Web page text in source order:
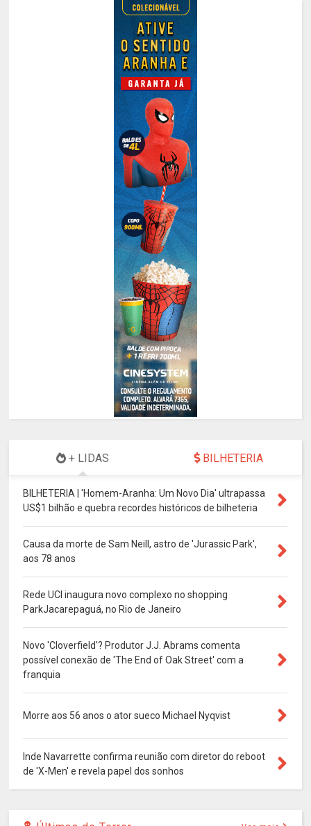
+ LIDAS BILHETERIA
BILHETERIA | 'Homem-Aranha: Um Novo Dia' ultrapassa
US$1 bilhão e quebra recordes históricos de bilheteria
Causa da morte de Sam Neill, astro de 'Jurassic Park',
aos 78 anos
Rede UCI inaugura novo complexo no shopping
ParkJacarepaguá, no Rio de Janeiro
Novo 'Cloverfield'? Produtor J.J. Abrams comenta
possível conexão de 'The End of Oak Street' com a
franquia
Morre aos 56 anos o ator sueco Michael Nyqvist
Inde Navarrette confirma reunião com diretor do reboot
de 'X-Men' e revela papel dos sonhos